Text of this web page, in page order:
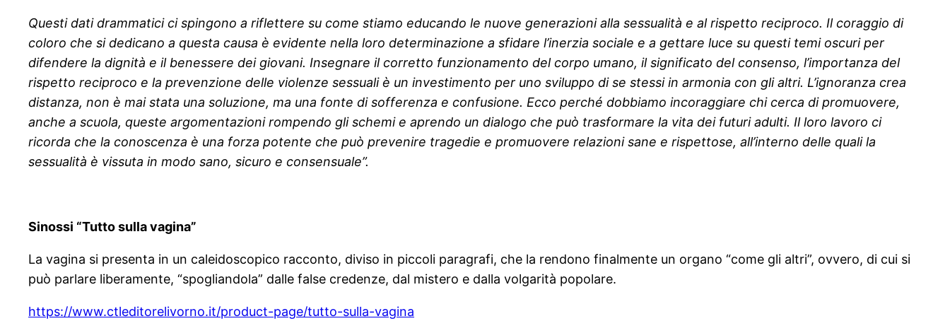
Questi dati drammatici ci spingono a riflettere su come stiamo educando le nuove generazioni alla sessualità e al rispetto reciproco. Il coraggio di
coloro che si dedicano a questa causa è evidente nella loro determinazione a sfidare l’inerzia sociale e a gettare luce su questi temi oscuri per
difendere la dignità e il benessere dei giovani. Insegnare il corretto funzionamento del corpo umano, il significato del consenso, l’importanza del
rispetto reciproco e la prevenzione delle violenze sessuali è un investimento per uno sviluppo di se stessi in armonia con gli altri. L’ignoranza crea
distanza, non è mai stata una soluzione, ma una fonte di sofferenza e confusione. Ecco perché dobbiamo incoraggiare chi cerca di promuovere,
anche a scuola, queste argomentazioni rompendo gli schemi e aprendo un dialogo che può trasformare la vita dei futuri adulti. Il loro lavoro ci
ricorda che la conoscenza è una forza potente che può prevenire tragedie e promuovere relazioni sane e rispettose, all’interno delle quali la
sessualità è vissuta in modo sano, sicuro e consensuale”.
Sinossi “Tutto sulla vagina”
La vagina si presenta in un caleidoscopico racconto, diviso in piccoli paragrafi, che la rendono finalmente un organo “come gli altri”, ovvero, di cui si
può parlare liberamente, “spogliandola” dalle false credenze, dal mistero e dalla volgarità popolare.
https://www.ctleditorelivorno.it/product-page/tutto-sulla-vagina